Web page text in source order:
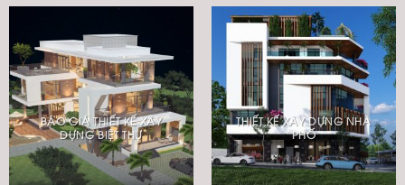
BÁO GIÁ THIẾT KẾ XÂY
DỰNG BIỆT THỰ
THIẾT KẾ XÂY DỰNG NHÀ
PHỐ